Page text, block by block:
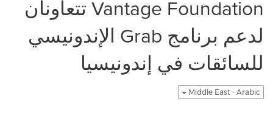
Vantage Foundation تتعاونان
لدعم برنامج Grab الإندونيسي
للسائقات في إندونيسيا
Middle East - Arabic